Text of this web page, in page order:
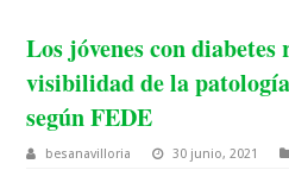
Los jóvenes con
visibilidad de la
según FEDE
besanavilloria 30 junio, 2021